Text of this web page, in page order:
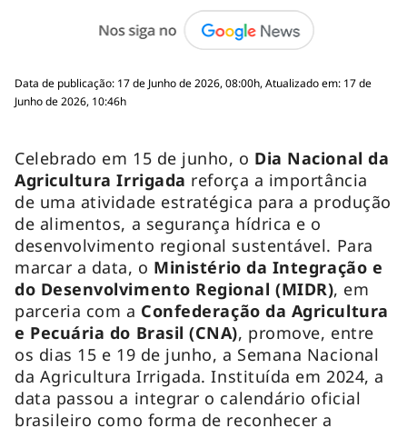
Data de publicação: 17 de Junho de 2026, 08:00h, Atualizado em: 17 de
Junho de 2026, 10:46h
Celebrado em 15 de junho, o Dia Nacional da
Agricultura Irrigada reforça a importância
de uma atividade estratégica para a produção
de alimentos, a segurança hídrica e o
desenvolvimento regional sustentável. Para
marcar a data, o Ministério da Integração e
do Desenvolvimento Regional (MIDR), em
parceria com a Confederação da Agricultura
e Pecuária do Brasil (CNA), promove, entre
os dias 15 e 19 de junho, a Semana Nacional
da Agricultura Irrigada. Instituída em 2024, a
data passou a integrar o calendário oficial
brasileiro como forma de reconhecer a